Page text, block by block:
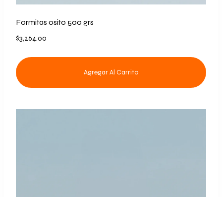
Formitas osito 500 grs
$3,264.00
Agregar Al Carrito